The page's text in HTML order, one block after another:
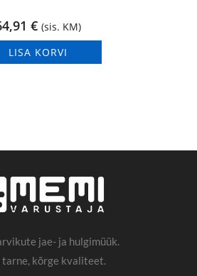
€ (sis. KM)
LISA KORVI
jae- ja hulgimüük.
tarne, kõrge kvaliteet.